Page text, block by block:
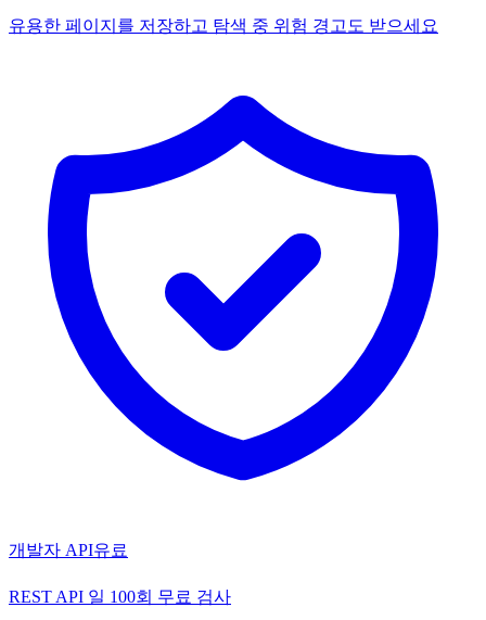
유용한 페이지를 저장하고 탐색 중 위험 경고도 받으세요
개발자 API유료
REST API 일 100회 무료 검사